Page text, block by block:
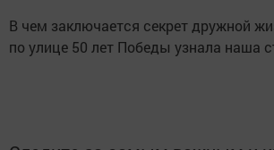
В чем заключается секрет дружной
по улице 50 лет Победы узнала наша